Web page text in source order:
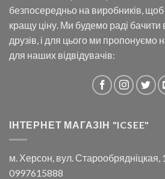
безпосередньо на виробників,
кращу ціну. Ми будемо раді
друзів, і для цього ми пропонуємо
для наших відвідувачів:
ІНТЕРНЕТ МАГАЗІН "ICSEE"
м. Херсон, вул. Старообрядніцкая,
0997615888